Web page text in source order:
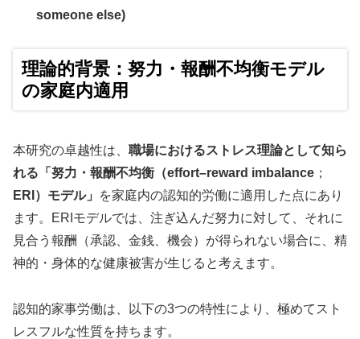
someone else)
理論的背景：努力・報酬不均衡モデル
の家庭内適用
本研究の卓越性は、 職場におけるストレス理論として知ら
れる「努力・報酬不均衡（effort–reward imbalance ；
ERI）モデル」
を家庭内の認知的労働に適用した点にあり
ます。ERIモデルでは、注ぎ込んだ努力に対して、それに
見合う報酬（承認、金銭、機会）が得られない場合に、精
神的・身体的な健康被害が生じると考えます。
認知的家事労働は、以下の3つの特性により、極めてスト
レスフルな性質を持ちます。